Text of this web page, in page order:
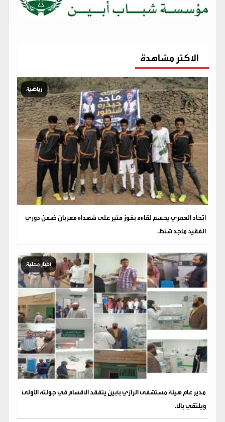
الاكثر مشاهدة
رياضية
اتحاد العمري يحسم لقاءه بفوز مثير على شهداء معربان ضمن دوري
الفقيد ماجد شنظ.
أخبار محلية
مدير عام هيئة مستشفى الرازي بأبين يتفقد الاقسام في جولته الأولى
ويلتقي بالا.